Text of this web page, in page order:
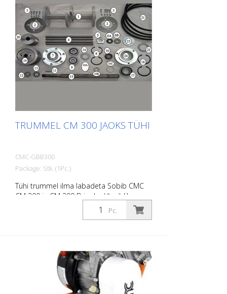
TRUMMEL CM 300 JAOKS TÜHI
CMC-GBB300
Package: Stk. (1Pc.)
Tühi trummel ilma labadeta Sobib CMC
CM 300 ja CM 300 D jaoks. Vt pildil
Pc.